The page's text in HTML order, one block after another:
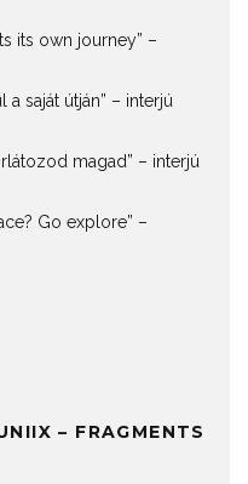
its own journey” –
saját útján” – interjú
magad” – interjú
Go explore” –
– FRAGMENTS